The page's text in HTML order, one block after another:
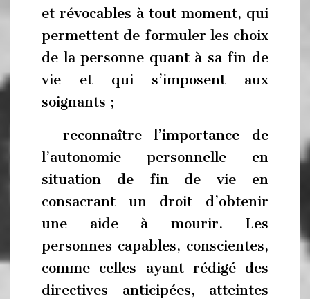
et révocables à tout moment, qui
permettent de formuler les choix
de la personne quant à sa fin de
vie et qui s’imposent aux
soignants ;
– reconnaître l’importance de
l’autonomie personnelle en
situation de fin de vie en
consacrant un droit d’obtenir
une aide à mourir. Les
personnes capables, conscientes,
comme celles ayant rédigé des
directives anticipées, atteintes